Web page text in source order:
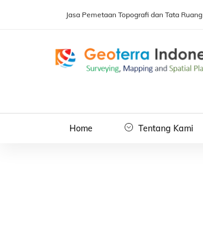
Jasa Pemetaan Topografi dan Tata Ruang
Home Tentang Kami